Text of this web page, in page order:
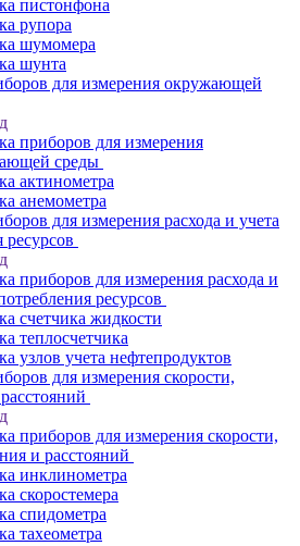
пистонфона
рупора
шумомера
шунта
для измерения окружающей
приборов для измерения
среды
актинометра
анемометра
для измерения расхода и учета
ресурсов
приборов для измерения расхода и
ресурсов
счетчика жидкости
теплосчетчика
узлов учета нефтепродуктов
для измерения скорости,
приборов для измерения скорости,
и расстояний
инклинометра
скоростемера
спидометра
тахеометра